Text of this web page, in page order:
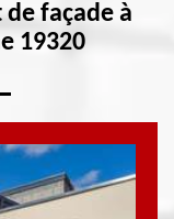
façade à
19320